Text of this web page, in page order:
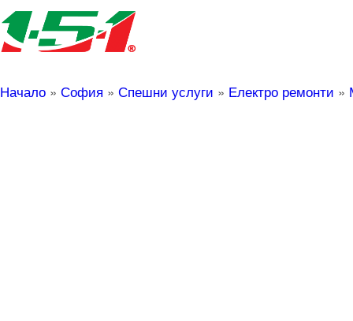
Начало » София » Спешни услуги » Електро ремонти »